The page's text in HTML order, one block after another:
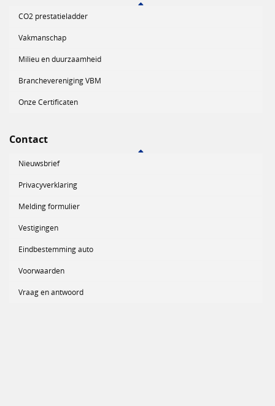
CO2 prestatieladder
Vakmanschap
Milieu en duurzaamheid
Branchevereniging VBM
Onze Certificaten
Contact
Nieuwsbrief
Privacyverklaring
Melding formulier
Vestigingen
Eindbestemming auto
Voorwaarden
Vraag en antwoord